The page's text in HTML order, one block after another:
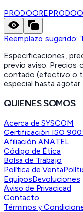
PRODOORE
Reemplazo sugerido:
Especificaciones,
previo aviso. Precios
contado (efectivo o
especial hasta agotar
QUIENES SOMOS
Acerca de SYSCOM
Certificación ISO
Afiliación ANATEL
Código de Ética
Bolsa de Trabajo
Política de Venta
EquiposDevoluciones
Aviso de Privacidad
Contacto
Términos y